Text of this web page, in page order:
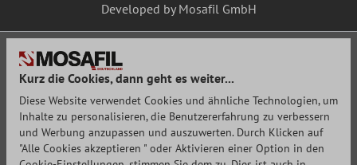
Developed by Mosafil GmbH
Kurz die Cookies, dann geht es weiter...
Diese Website verwendet Cookies und ähnliche Technologien, um
Inhalte zu personalisieren, die Benutzererfahrung zu verbessern
und Werbung anzupassen und auszuwerten. Durch Klicken auf
"Alle Cookies akzeptieren " oder Aktivieren einer Option in den